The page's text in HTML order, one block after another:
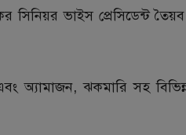
সিনিয়র ভাইস প্রেসিডেন্ট
অ্যামাজন, ঝকমারি সহ